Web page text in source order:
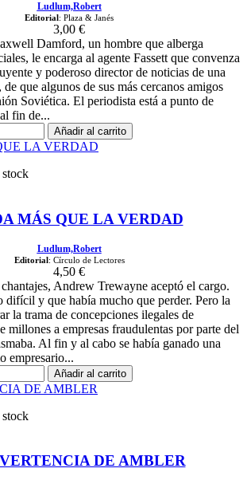
Ludlum,Robert
Editorial: Plaza & Janés
3,00 €
Damford, un hombre que alberga
le encarga al agente Fassett que convenza
y poderoso director de noticias de una
que algunos de sus más cercanos amigos
Soviética. El periodista está a punto de
fin de...
Añadir al carrito
MÁS QUE LA VERDAD
Ludlum,Robert
Editorial: Círculo de Lectores
4,50 €
Andrew Trewayne aceptó el cargo.
difícil y que había mucho que perder. Pero la
la trama de concepciones ilegales de
millones a empresas fraudulentas por parte del
Al fin y al cabo se había ganado una
empresario...
Añadir al carrito
DE AMBLER